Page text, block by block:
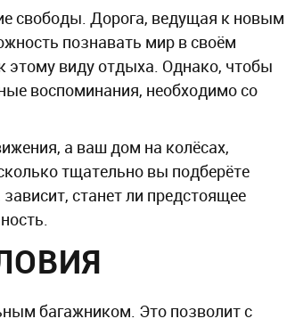
свободы. Дорога, ведущая к новым
познавать мир в своём
этому виду отдыха. Однако, чтобы
воспоминания, необходимо со
а ваш дом на колёсах,
тщательно вы подберёте
станет ли предстоящее
багажником. Это позволит с